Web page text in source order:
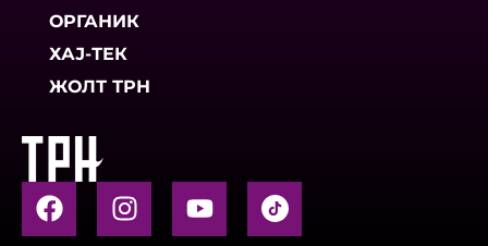
ОРГАНИК
ХАЈ-ТЕК
ЖОЛТ ТРН